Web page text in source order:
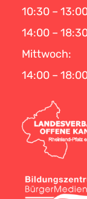
10:30 –
14:00 –
Mittwoch:
14:00 –